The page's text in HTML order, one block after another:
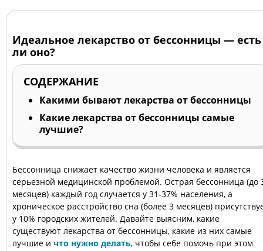
Идеальное лекарство от бессонницы — есть
ли оно?
СОДЕРЖАНИЕ
Какими бывают лекарства от бессонницы
Какие лекарства от бессонницы самые
лучшие?
Бессонница снижает качество жизни человека и является
серьезной медицинской проблемой. Острая бессонница (до
месяцев) каждый год случается у 31-37% населения, а
хроническое расстройство сна (более 3 месяцев)
у 10% городских жителей. Давайте выясним, какие
существуют лекарства от бессонницы, какие из них самые
лучшие и что нужно делать, чтобы себе помочь при этом